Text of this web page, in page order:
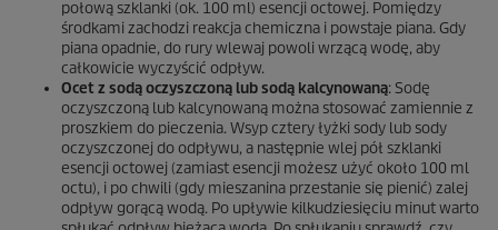
połową szklanki (ok. 100 ml) esencji octowej. Pomiędzy
środkami zachodzi reakcja chemiczna i powstaje piana. Gdy
piana opadnie, do rury wlewaj powoli wrzącą wodę, aby
całkowicie wyczyścić odpływ.
Ocet z sodą oczyszczoną lub sodą kalcynowaną: Sodę
oczyszczoną lub kalcynowaną można stosować zamiennie z
proszkiem do pieczenia. Wsyp cztery łyżki sody lub sody
oczyszczonej do odpływu, a następnie wlej pół szklanki
esencji octowej (zamiast esencji możesz użyć około 100 ml
octu), i po chwili (gdy mieszanina przestanie się pienić) zalej
odpływ gorącą wodą. Po upływie kilkudziesięciu minut warto